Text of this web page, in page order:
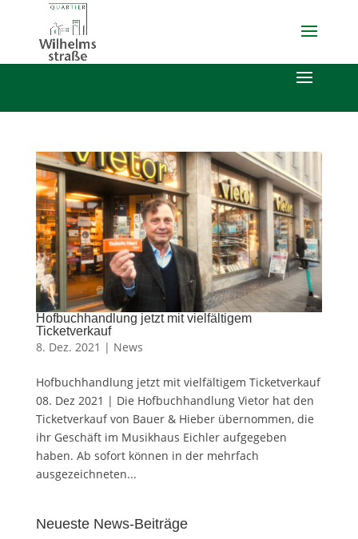
Hofbuchhandlung jetzt mit vielfältigem
Ticketverkauf
8. Dez. 2021 | News
Hofbuchhandlung jetzt mit vielfältigem Ticketverkauf
08. Dez 2021 | Die Hofbuchhandlung Vietor hat den
Ticketverkauf von Bauer & Hieber übernommen, die
ihr Geschäft im Musikhaus Eichler aufgegeben
haben. Ab sofort können in der mehrfach
ausgezeichneten...
Neueste News-Beiträge